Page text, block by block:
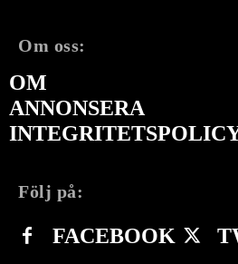
Om oss:
OM
ANNONSERA
Följ på:
FACEBOOK